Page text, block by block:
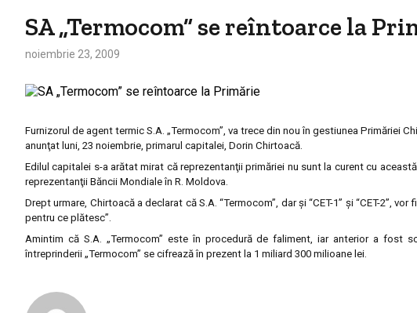
SA „Termocom” se reîntoarce la
noiembrie 23, 2009
Furnizorul de agent termic S.A. „Termocom”, va trece din nou în gestiunea Primăriei
anunţat luni, 23 noiembrie, primarul capitalei, Dorin Chirtoacă.
Edilul capitalei s-a arătat mirat că reprezentanţii primăriei nu sunt la curent cu
reprezentanţii Băncii Mondiale în R. Moldova.
Drept urmare, Chirtoacă a declarat că S.A. “Termocom”, dar şi “CET-1” şi “CET-2”,
pentru ce plătesc”.
Amintim că S.A. „Termocom” este în procedură de faliment, iar anterior a fost
întreprinderii „Termocom” se cifrează în prezent la 1 miliard 300 milioane lei.